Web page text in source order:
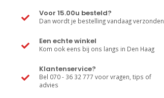
Voor 15.00u besteld?
Dan wordt je bestelling vandaag verzonden
Een echte winkel
Kom ook eens bij ons langs in Den Haag
Klantenservice?
Bel 070 - 36 32 777 voor vragen, tips of
advies